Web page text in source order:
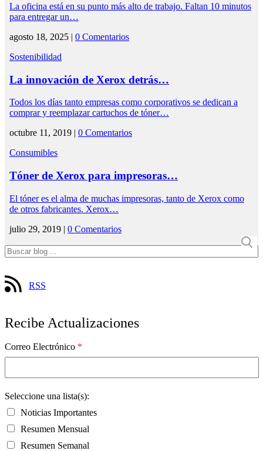
La oficina está en su punto más alto de trabajo. Faltan 10 minutos
para entregar un…
agosto 18, 2025 | 0 Comentarios
Sostenibilidad
La innovación de Xerox detrás…
Todos los días tanto empresas como corporativos se dedican a
comprar y reemplazar cartuchos de tóner…
octubre 11, 2019 | 0 Comentarios
Consumibles
Tóner de Xerox para impresoras…
El tóner es el alma de muchas impresoras, tanto de Xerox como
de otros fabricantes. Xerox…
julio 29, 2019 | 0 Comentarios
RSS
Recibe Actualizaciones
Correo Electrónico *
Seleccione una lista(s):
Noticias Importantes
Resumen Mensual
Resumen Semanal